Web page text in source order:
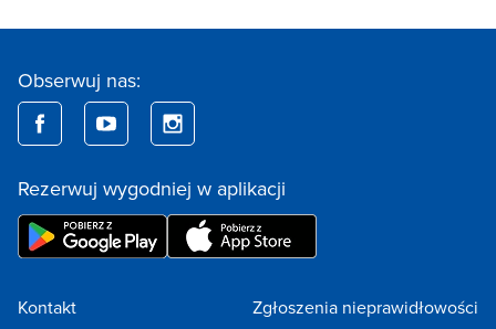
Obserwuj nas:
Rezerwuj wygodniej w aplikacji
Kontakt Zgłoszenia nieprawidłowości